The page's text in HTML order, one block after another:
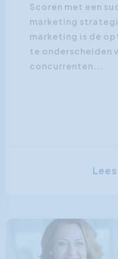
Scoren met een
marketing
marketing is de
te onderscheiden
concurrenten...